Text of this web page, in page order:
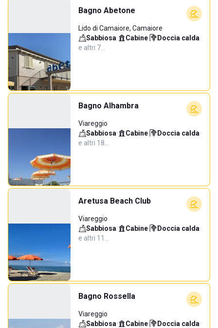
Bagno Abetone
Lido di Camaiore, Camaiore
Sabbiosa· Cabine· Doccia calda·
e altri 7…
Bagno Alhambra
Viareggio
Sabbiosa· Cabine· Doccia calda·
e altri 18…
Aretusa Beach Club
Viareggio
Sabbiosa· Cabine· Doccia calda·
e altri 11…
Bagno Rossella
Viareggio
Sabbiosa· Cabine· Doccia calda·